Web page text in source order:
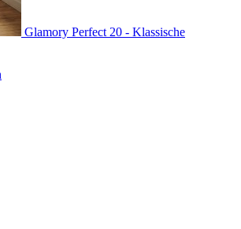
Glamory Perfect 20 - Klassische